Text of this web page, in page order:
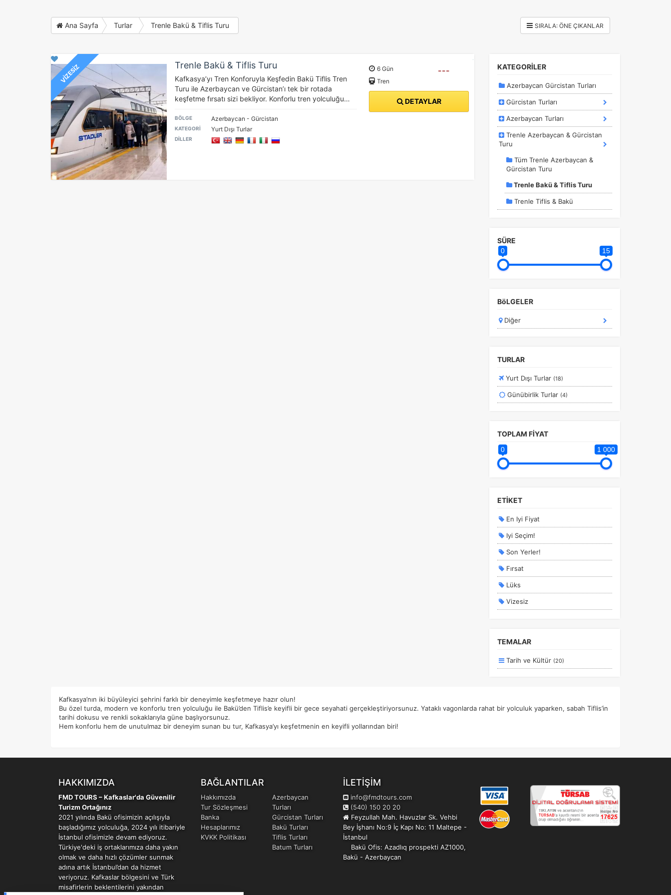
Ana Sayfa Turlar Trenle Bakü & Tiflis Turu
VİZESİZ Trenle Bakü & Tiflis Turu
Kafkasya’yı Tren Konforuyla Keşfedin Bakü Tiflis Tren
Turu ile Azerbaycan ve Gürcistan’ı tek bir rotada
keşfetme fırsatı sizi bekliyor. Konforlu tren yolculuğu…
BÖLGE Azerbaycan - Gürcistan
KATEGORİ Yurt Dışı Turlar
DİLLER
6 Gün
Tren
---
DETAYLAR
KATEGORİLER
Azerbaycan Gürcistan Turları
Gürcistan Turları
Azerbaycan Turları
Trenle Azerbaycan & Gürcistan
Turu
Tüm Trenle Azerbaycan &
Gürcistan Turu
Trenle Bakü & Tiflis Turu
Trenle Tiflis & Bakü
SÜRE
0 15
BöLGELER
Diğer
TURLAR
Yurt Dışı Turlar (18)
Günübirlik Turlar (4)
TOPLAM FİYAT
0 1 000
ETİKET
En Iyi Fiyat
Iyi Seçim!
Son Yerler!
Fırsat
Lüks
Vizesiz
Planlanan
TEMALAR
Tarih ve Kültür (20)
Kafkasya’nın iki büyüleyici şehrini farklı bir deneyimle keşfetmeye hazır olun!
Bu özel turda, modern ve konforlu tren yolculuğu ile Bakü’den Tiflis’e keyifli bir gece seyahati gerçekleştiriyorsunuz. Yataklı vagonlarda rahat bir yolculuk yaparken, sabah Tiflis’in
tarihi dokusu ve renkli sokaklarıyla güne başlıyorsunuz.
Hem konforlu hem de unutulmaz bir deneyim sunan bu tur, Kafkasya’yı keşfetmenin en keyifli yollarından biri!
HAKKIMIZDA
FMD TOURS – Kafkaslar'da Güvenilir
Turizm Ortağınız
2021 yılında Bakü ofisimizin açılışıyla
başladığımız yolculuğa, 2024 yılı itibariyle
İstanbul ofisimizle devam ediyoruz.
Türkiye'deki iş ortaklarımıza daha yakın
olmak ve daha hızlı çözümler sunmak
adına artık İstanbul’dan da hizmet
veriyoruz. Kafkaslar bölgesini ve Türk
misafirlerin beklentilerini yakından
BAĞLANTILAR
Hakkımızda
Tur Sözleşmesi
Banka
Hesaplarımız
KVKK Politikası
Azerbaycan
Turları
Gürcistan Turları
Bakü Turları
Tiflis Turları
Batum Turları
İLETİŞİM
info@fmdtours.com
(540) 150 20 20
Feyzullah Mah. Havuzlar Sk. Vehbi
Bey İşhanı No:9 İç Kapı No: 11 Maltepe -
İstanbul
Bakü Ofis: Azadlıq prospekti AZ1000,
Bakü - Azerbaycan